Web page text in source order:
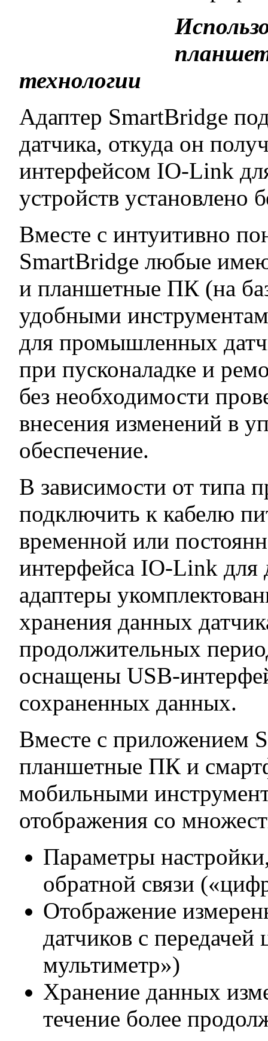
технологии
Адаптер SmartBridge
датчика, откуда он
интерфейсом IO-Link
устройств установлено
Вместе с интуитивно
SmartBridge любые
и планшетные ПК (на
удобными
для промышленных
при пусконаладке и
без необходимости
внесения изменений в
обеспечение.
В зависимости от типа
подключить к кабелю
временной или
интерфейса IO-Link для
адаптеры
хранения данных
продолжительных
оснащены USB-
сохраненных данных.
Вместе с приложением
планшетные ПК и
мобильными
отображения со
Параметры
обратной связи
Отображение
датчиков с
мультиметр»)
Хранение данных
течение более